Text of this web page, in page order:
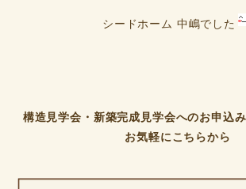
シードホーム 中嶋でした
構造見学会・新築完成見学会へのお申込
お気軽にこちらから